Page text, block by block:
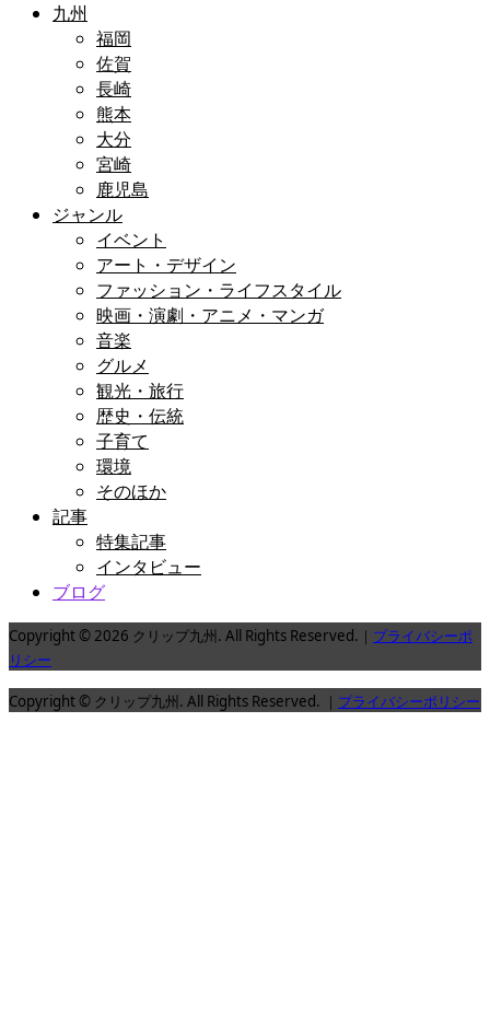
九州
福岡
佐賀
長崎
熊本
大分
宮崎
鹿児島
ジャンル
イベント
アート・デザイン
ファッション・ライフスタイル
映画・演劇・アニメ・マンガ
音楽
グルメ
観光・旅行
歴史・伝統
子育て
環境
そのほか
記事
特集記事
インタビュー
ブログ
Copyright © 2026 クリップ九州. All Rights Reserved.｜ プライバシーポ
リシー
Copyright © クリップ九州. All Rights Reserved. ｜ プライバシーポリシー